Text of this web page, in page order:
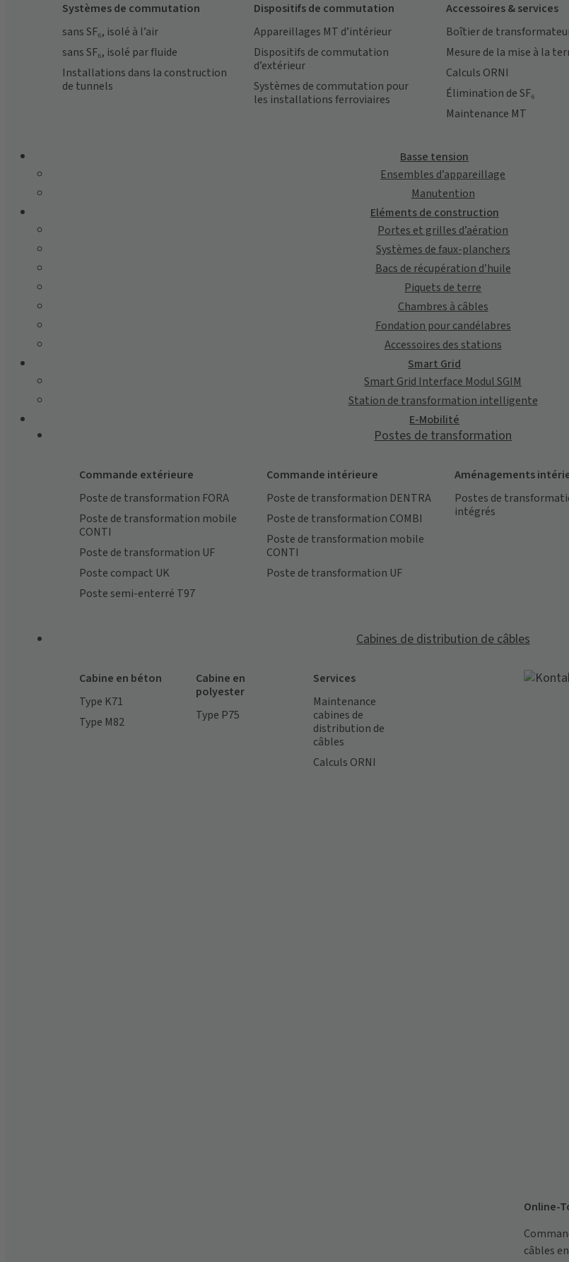
Systèmes de commutation
sans SF₆, isolé à l’air
sans SF₆, isolé par fluide
Installations dans la construction
de tunnels
Dispositifs de commutation
Appareillages MT d’intérieur
Dispositifs de commutation
d’extérieur
Systèmes de commutation pour
les installations ferroviaires
Accessoires & services
Boîtier de
Mesure de la mise à la
Calculs ORNI
Élimination de SF₆
Maintenance MT
Basse tension
Ensembles d’appareillage
Manutention
Eléments de construction
Portes et grilles d’aération
Systèmes de faux-planchers
Bacs de récupération d’huile
Piquets de terre
Chambres à câbles
Fondation pour candélabres
Accessoires des stations
Smart Grid
Smart Grid Interface Modul SGIM
Station de transformation intelligente
E-Mobilité
Postes de transformation
Commande extérieure
Poste de transformation FORA
Poste de transformation mobile
CONTI
Poste de transformation UF
Poste compact UK
Poste semi-enterré T97
Commande intérieure
Poste de transformation DENTRA
Poste de transformation COMBI
Poste de transformation mobile
CONTI
Poste de transformation UF
Aménagements
Postes de
intégrés
Cabines de distribution de câbles
Cabine en béton
Type K71
Type M82
Cabine en
polyester
Type P75
Services
Maintenance
cabines de
distribution de
câbles
Calculs ORNI
Online-
câbles